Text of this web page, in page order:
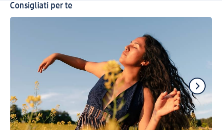
Consigliati per te